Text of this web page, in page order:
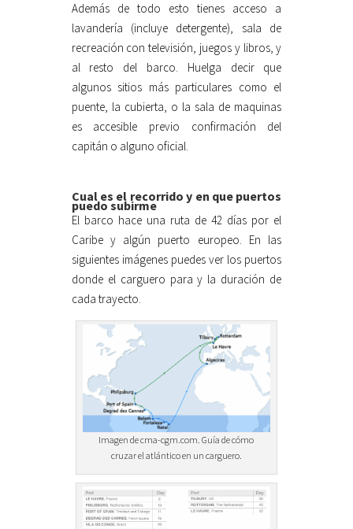
Además de todo esto tienes acceso a
lavandería (incluye detergente), sala de
recreación con televisión, juegos y libros, y
al resto del barco. Huelga decir que
algunos sitios más particulares como el
puente, la cubierta, o la sala de maquinas
es accesible previo confirmación del
capitán o alguno oficial.
Cual es el recorrido y en que puertos
puedo subirme
El barco hace una ruta de 42 días por el
Caribe y algún puerto europeo. En las
siguientes imágenes puedes ver los puertos
donde el carguero para y la duración de
cada trayecto.
Imagen de cma-cgm.com. Guía de cómo
cruzar el atlántico en un carguero.